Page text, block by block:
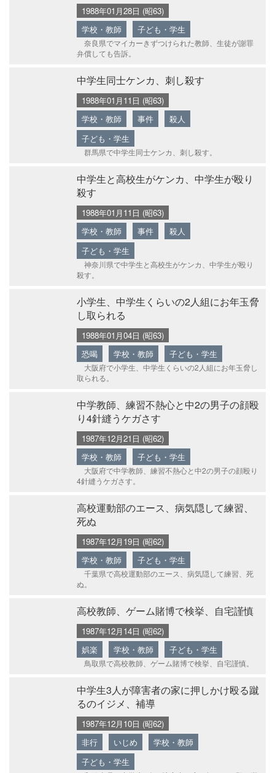
1988年01月28日 (昭63)
学校・教師
子ども・学生
奈良県でマイカーきずつけられた教師、生徒が謝罪
弁償しても告訴。
中学生同士ケンカ、刺し殺す
1988年01月11日 (昭63)
学校・教師
事件
殺人
子ども・学生
群馬県で中学生同士ケンカ、刺し殺す。
中学生と高校生がケンカ、中学生が殴り
殺す
1988年01月11日 (昭63)
学校・教師
事件
殺人
子ども・学生
神奈川県で中学生と高校生がケンカ、中学生が殴り
殺す。
小学生、中学生くらいの2人組にお年玉脅
し取られる
1988年01月04日 (昭63)
恐喝
学校・教師 子ども・学生
大阪府で小学生、中学生くらいの2人組にお年玉脅し
取られる。
中学教師、練習不熱心と中2の男子の顔殴
り4針縫うケガさす
1987年12月21日 (昭62)
学校・教師
子ども・学生
大阪府で中学教師、練習不熱心と中2の男子の顔殴り
4針縫うケガさす。
高校運動部のエース、病気隠して練習、
死ぬ
1987年12月19日 (昭62)
学校・教師
子ども・学生
千葉県で高校運動部のエース、病気隠して練習、死
ぬ。
高校教師、ゲーム賭博で検挙、自宅謹慎
1987年12月14日 (昭62)
娯楽
学校・教師 子ども・学生
鳥取県で高校教師、ゲーム賭博で検挙、自宅謹慎。
中学生3人が障害者の家に押しかけ殴る蹴
るのイジメ、補導
1987年12月10日 (昭62)
非行
いじめ
学校・教師
子ども・学生